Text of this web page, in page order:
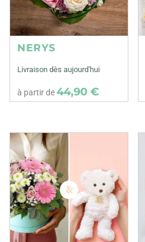
NERYS
Livraison dès aujourd'hui
à partir de44,90 €